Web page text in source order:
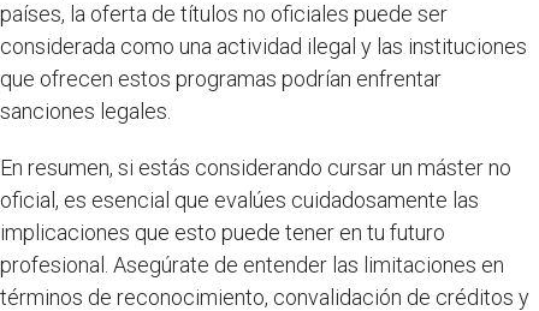
países, la oferta de títulos no oficiales puede ser
considerada como una actividad ilegal y las instituciones
que ofrecen estos programas podrían enfrentar
sanciones legales.
En resumen, si estás considerando cursar un máster no
oficial, es esencial que evalúes cuidadosamente las
implicaciones que esto puede tener en tu futuro
profesional. Asegúrate de entender las limitaciones en
términos de reconocimiento, convalidación de créditos y